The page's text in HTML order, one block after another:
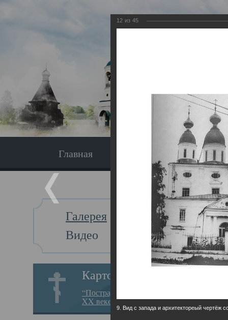
Главная Экскурсия
Галерея
Видео
Картотека
“Пострадавшие за веру в
XX веке на Севере”
Главная
12 из 45
9. Вид с запада и архитектореый чертёж